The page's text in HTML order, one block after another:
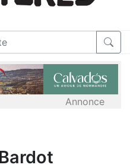
Annonce